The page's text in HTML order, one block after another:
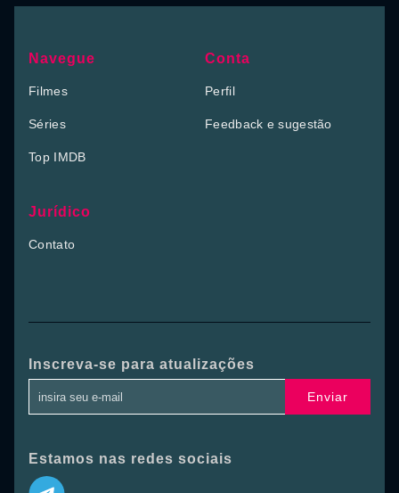
Navegue
Filmes
Séries
Top IMDB
Conta
Perfil
Feedback e sugestão
Jurídico
Contato
Inscreva-se para atualizações
Enviar
Estamos nas redes sociais